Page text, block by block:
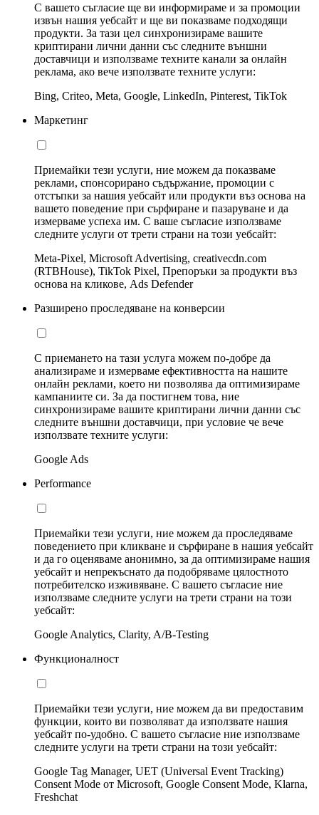
С вашето съгласие ще ви информираме и за промоции
извън нашия уебсайт и ще ви показваме подходящи
продукти. За тази цел синхронизираме вашите
криптирани лични данни със следните външни
доставчици и използваме техните канали за онлайн
реклама, ако вече използвате техните услуги:
Bing, Criteo, Meta, Google, LinkedIn, Pinterest, TikTok
Маркетинг
Приемайки тези услуги, ние можем да показваме
реклами, спонсорирано съдържание, промоции с
отстъпки за нашия уебсайт или продукти въз основа на
вашето поведение при сърфиране и пазаруване и да
измерваме успеха им. С ваше съгласие използваме
следните услуги от трети страни на този уебсайт:
Meta-Pixel, Microsoft Advertising, creativecdn.com
(RTBHouse), TikTok Pixel, Препоръки за продукти въз
основа на кликове, Ads Defender
Разширено проследяване на конверсии
С приемането на тази услуга можем по-добре да
анализираме и измерваме ефективността на нашите
онлайн реклами, което ни позволява да оптимизираме
кампаниите си. За да постигнем това, ние
синхронизираме вашите криптирани лични данни със
следните външни доставчици, при условие че вече
използвате техните услуги:
Google Ads
Performance
Приемайки тези услуги, ние можем да проследяваме
поведението при кликване и сърфиране в нашия уебсайт
и да го оценяваме анонимно, за да оптимизираме нашия
уебсайт и непрекъснато да подобряваме цялостното
потребителско изживяване. С вашето съгласие ние
използваме следните услуги на трети страни на този
уебсайт:
Google Analytics, Clarity, A/B-Testing
Функционалност
Приемайки тези услуги, ние можем да ви предоставим
функции, които ви позволяват да използвате нашия
уебсайт по-удобно. С вашето съгласие ние използваме
следните услуги на трети страни на този уебсайт:
Google Tag Manager, UET (Universal Event Tracking)
Consent Mode от Microsoft, Google Consent Mode, Klarna,
Freshchat